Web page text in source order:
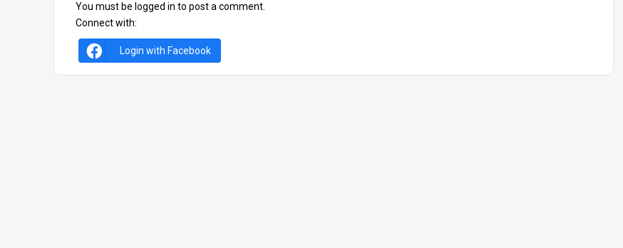
You must be logged in to post a comment.
Connect with:
Login with Facebook